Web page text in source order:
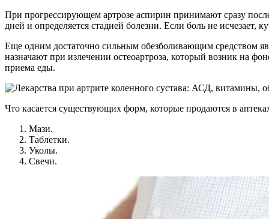
При прогрессирующем артрозе аспирин принимают сразу
дней и определяется стадией болезни. Если боль не исчезает,
Еще одним достаточно сильным обезболивающим средством
назначают при излечении остеоартроза, который возник на
приема еды.
Что касается существующих форм, которые продаются в
Мази.
Таблетки.
Уколы.
Свечи.